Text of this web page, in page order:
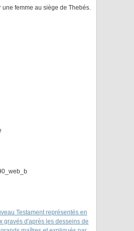
une femme au siège de Thebés.
Testament représentés en
gravés d'après les desseins de